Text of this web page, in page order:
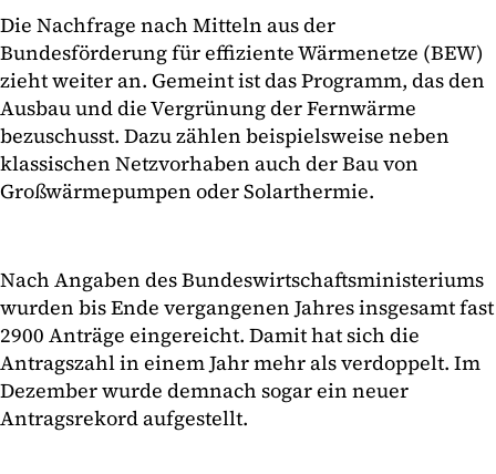
Die Nachfrage nach Mitteln aus der
Bundesförderung für effiziente Wärmenetze (BEW)
zieht weiter an. Gemeint ist das Programm, das den
Ausbau und die Vergrünung der Fernwärme
bezuschusst. Dazu zählen beispielsweise neben
klassischen Netzvorhaben auch der Bau von
Großwärmepumpen oder Solarthermie.
Nach Angaben des Bundeswirtschaftsministeriums
wurden bis Ende vergangenen Jahres insgesamt fast
2900 Anträge eingereicht. Damit hat sich die
Antragszahl in einem Jahr mehr als verdoppelt. Im
Dezember wurde demnach sogar ein neuer
Antragsrekord aufgestellt.